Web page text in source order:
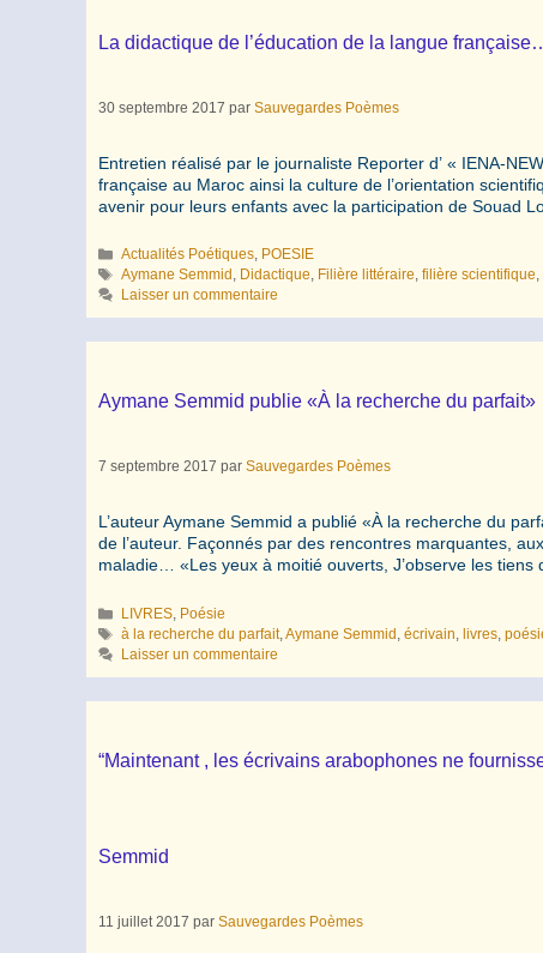
La didactique de l’éducation de la langue
30 septembre 2017 par Sauvegardes Poèmes
Entretien réalisé par le journaliste Reporter d’ « IENA-
française au Maroc ainsi la culture de l’orientation
avenir pour leurs enfants avec la participation de Souad
Catégories
Actualités Poétiques, POESIE
Étiquettes
Aymane Semmid , Didactique, Filière littéraire,filière scientifique,
Laisser un commentaire
Aymane Semmid publie «À la recherche du parfait»
7 septembre 2017 par Sauvegardes Poèmes
L’auteur Aymane Semmid a publié «À la recherche du
de l’auteur. Façonnés par des rencontres marquantes,
maladie… «Les yeux à moitié ouverts, J’observe les tiens
Catégories
LIVRES, Poésie
Étiquettes
à la recherche du parfait,Aymane Semmid ,écrivain, livres,
Laisser un commentaire
“Maintenant , les écrivains arabophones ne
Semmid
11 juillet 2017 par Sauvegardes Poèmes